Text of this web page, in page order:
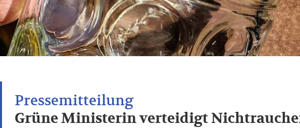
Grüne Ministerin verteidigt